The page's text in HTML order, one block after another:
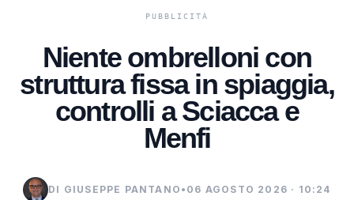
Niente ombrelloni con
struttura fissa in spiaggia,
controlli a Sciacca e
Menfi
DI GIUSEPPE PANTANO • 06 AGOSTO 2026 · 10:24